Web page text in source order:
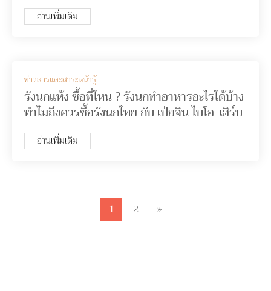
อ่านเพิ่มเติม
ข่าวสารและสาระหน้ารู้
รังนกแห้ง ซื้อที่ไหน ? รังนกทำอาหารอะไรได้บ้าง
ทำไมถึงควรซื้อรังนกไทย กับ เป่ยจิน ไบโอ-เฮิร์บ
อ่านเพิ่มเติม
1 2 »